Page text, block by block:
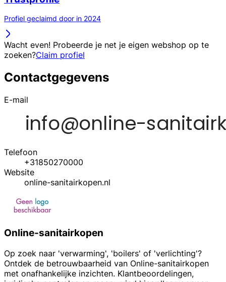
Profiel geclaimd door in 2024
Wacht even! Probeerde je net je eigen webshop op te
zoeken?Claim profiel
Contactgegevens
E-mail
Telefoon
+31850270000
Website
online-sanitairkopen.nl
Online-sanitairkopen
Op zoek naar 'verwarming', 'boilers' of 'verlichting'?
Ontdek de betrouwbaarheid van Online-sanitairkopen
met onafhankelijke inzichten. Klantbeoordelingen,